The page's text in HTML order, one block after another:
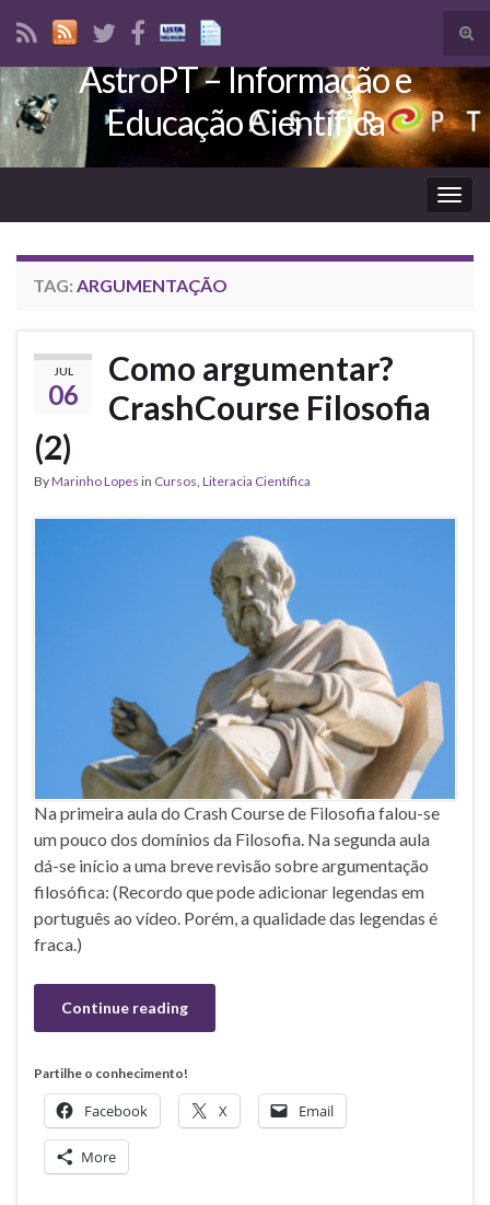
Search for:
AstroPT – Informação e
Educação Científica
TAG: ARGUMENTAÇÃO
JUL
06
Como argumentar?
CrashCourse Filosofia
(2)
ByMarinho Lopes in Cursos, Literacia Científica
Na primeira aula do Crash Course de Filosofia falou-se
um pouco dos domínios da Filosofia. Na segunda aula
dá-se início a uma breve revisão sobre argumentação
filosófica: (Recordo que pode adicionar legendas em
português ao vídeo. Porém, a qualidade das legendas é
fraca.)
Continue reading
Partilhe o conhecimento!
Facebook X Email
More